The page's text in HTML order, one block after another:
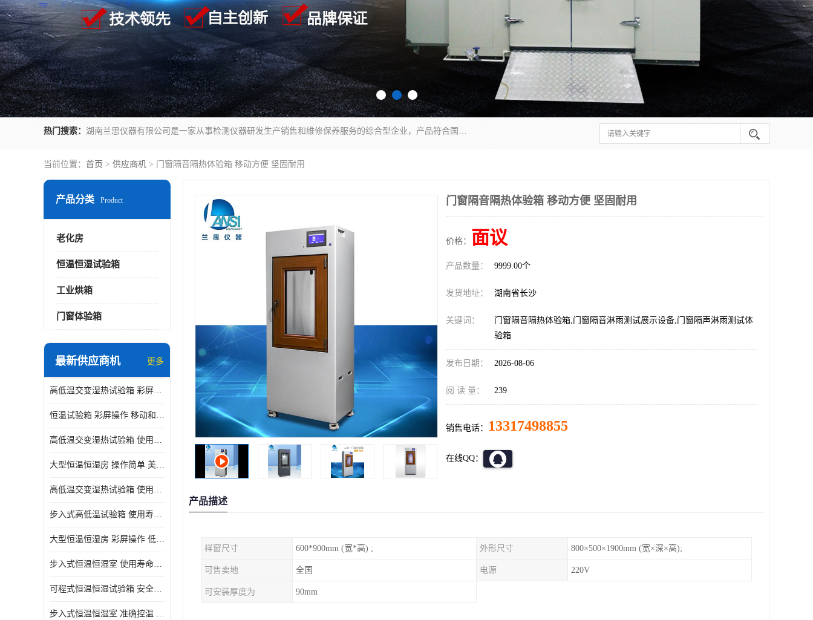
热门搜索： 湖南兰思仪器有限公司是一家从事检测仪器研发生产销售和维修保养服务的综合型企业，产品符合国际标准可按需定制专业售前售后工程师，主要有门窗性能体验箱、门窗隔音展示箱、恒温恒湿试验箱、步入式恒温恒湿房、高低温试验箱、老化试验箱、老化试验房、恒温恒湿培养箱、水泥标准养护试验箱、电热鼓风干燥试验箱、真空干燥箱、工业烤箱、盐雾腐蚀试验箱等。
当前位置： 首页 > 供应商机 > 门窗隔音隔热体验箱 移动方便 坚固耐用
产品分类 Product
老化房
恒温恒湿试验箱
工业烘箱
门窗体验箱
最新供应商机 更多
高低温交变湿热试验箱 彩屏操作 移动和放置方便
恒温试验箱 彩屏操作 移动和放置方便
高低温交变湿热试验箱 使用寿命长 优良外油漆
大型恒温恒湿房 操作简单 美观实用 清洁更方便
高低温交变湿热试验箱 使用寿命长 造型美观大方新颖
步入式高低温试验箱 使用寿命长 低耗电量 平稳电流
大型恒温恒湿房 彩屏操作 低耗电量 平稳电流
步入式恒温恒湿室 使用寿命长 移动和放置方便
可程式恒温恒湿试验箱 安全可靠 美观实用 清洁更方便
步入式恒温恒湿室 准确控温 试验周期自动化程度高
门窗隔音隔热体验箱 移动方便 坚固耐用
价格： 面议
产品数量： 9999.00个
发货地址： 湖南省长沙
关键词：
门窗隔音隔热体验箱,门窗隔音淋雨测试展示设备,门窗隔声淋雨测试体
验箱
发布日期： 2026-08-06
阅 读 量： 239
销售电话： 13317498855
在线QQ：
产品描述
样窗尺寸 600*900mm (宽*高) ; 外形尺寸 800×500×1900mm (宽×深×高);
可售卖地 全国 电源 220V
可安装厚度为 90mm